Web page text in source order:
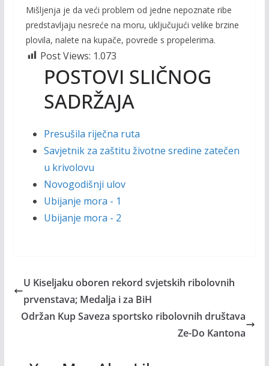
Mišljenja je da veći problem od jedne nepoznate ribe
predstavljaju nesreće na moru, uključujući velike brzine
plovila, nalete na kupače, povrede s propelerima.
Post Views: 1.073
POSTOVI SLIČNOG
SADRŽAJA
Presušila riječna ruta
Savjetnik za zaštitu životne sredine zatečen
u krivolovu
Novogodišnji ulov
Ubijanje mora - 1
Ubijanje mora - 2
U Kiseljaku oboren rekord svjetskih ribolovnih
prvenstava; Medalja i za BiH
Održan Kup Saveza sportsko ribolovnih društava
Ze-Do Kantona